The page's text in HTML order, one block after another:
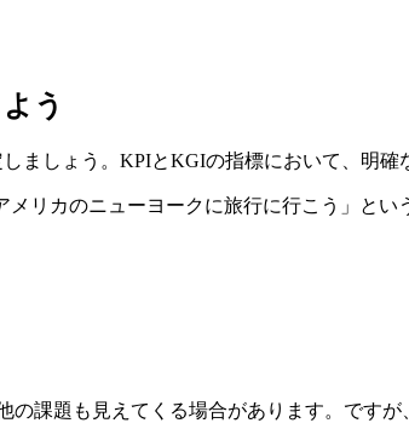
う
しょう。KPIとKGIの指標において、明確
リカのニューヨークに旅行に行こう」と
課題も見えてくる場合があります。です